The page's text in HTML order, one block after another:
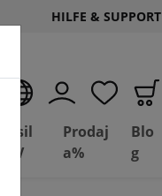
HILFE & SUPPORT
Basil
FPV
Prodaj
a%
Blo
g